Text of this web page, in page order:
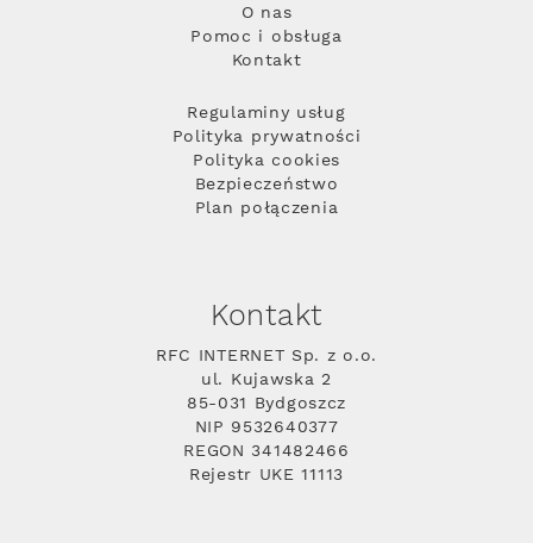
O nas
Pomoc i obsługa
Kontakt
Regulaminy usług
Polityka prywatności
Polityka cookies
Bezpieczeństwo
Plan połączenia
Kontakt
RFC INTERNET Sp. z o.o.
ul. Kujawska 2
85-031 Bydgoszcz
NIP 9532640377
REGON 341482466
Rejestr UKE 11113